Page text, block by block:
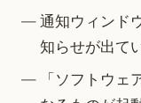
通知ウィンド
知らせが出て
「ソフトウェ